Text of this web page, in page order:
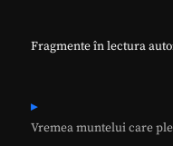
Fragmente în lectura
Vremea muntelui care